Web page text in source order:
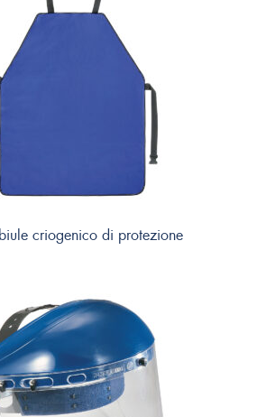
criogenico di protezione